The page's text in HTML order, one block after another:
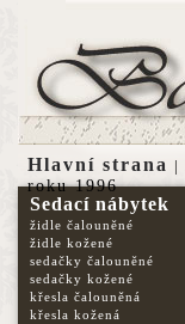
Sedací nábytek
židle čalouněné
židle kožené
sedačky čalouněné
sedačky kožené
křesla čalouněná
křesla kožená
Hlavní strana |
roku 1996